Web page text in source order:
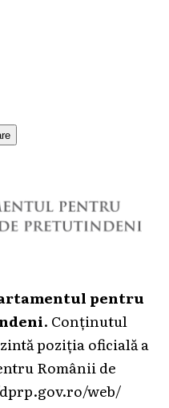
pentru
. Conținutul
poziția oficială a
Românii de
web/